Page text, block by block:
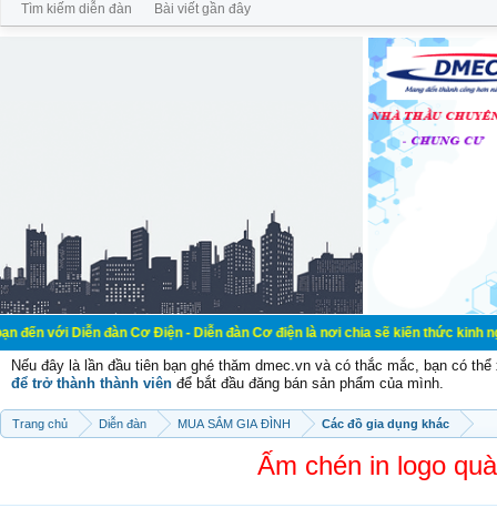
đàn Cơ Điện - Diễn đàn Cơ điện là nơi chia sẽ kiến thức kinh nghiệm
Nếu đây là lần đầu tiên bạn ghé thăm dmec.vn và có thắc mắc, bạn có
để trở thành thành viên để bắt đầu đăng bán sản phẩm của mình.
Trang chủ Diễn đàn MUA SẮM GIA ĐÌNH Các đồ gia dụng khác
Ấm chén in logo
Tìm kiếm diễn đàn Bài viết gần đây